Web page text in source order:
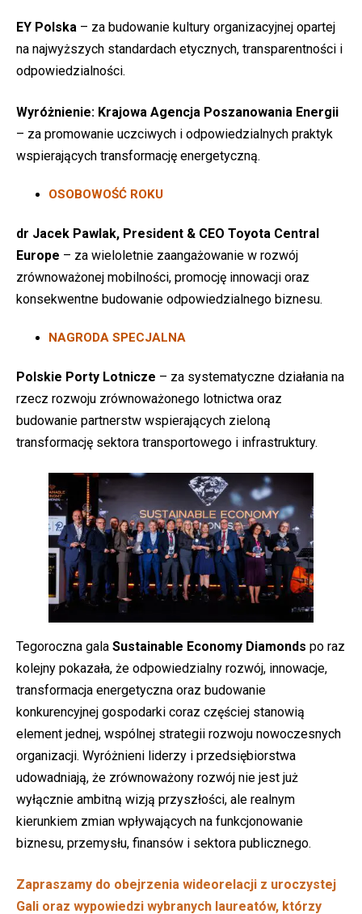
EY Polska – za budowanie kultury organizacyjnej opartej
na najwyższych standardach etycznych, transparentności i
odpowiedzialności.
Wyróżnienie: Krajowa Agencja Poszanowania Energii
– za promowanie uczciwych i odpowiedzialnych praktyk
wspierających transformację energetyczną.
OSOBOWOŚĆ ROKU
dr Jacek Pawlak, President & CEO Toyota Central
Europe – za wieloletnie zaangażowanie w rozwój
zrównoważonej mobilności, promocję innowacji oraz
konsekwentne budowanie odpowiedzialnego biznesu.
NAGRODA SPECJALNA
Polskie Porty Lotnicze – za systematyczne działania na
rzecz rozwoju zrównoważonego lotnictwa oraz
budowanie partnerstw wspierających zieloną
transformację sektora transportowego i infrastruktury.
Tegoroczna gala Sustainable Economy Diamonds po raz
kolejny pokazała, że odpowiedzialny rozwój, innowacje,
transformacja energetyczna oraz budowanie
konkurencyjnej gospodarki coraz częściej stanowią
element jednej, wspólnej strategii rozwoju nowoczesnych
organizacji. Wyróżnieni liderzy i przedsiębiorstwa
udowadniają, że zrównoważony rozwój nie jest już
wyłącznie ambitną wizją przyszłości, ale realnym
kierunkiem zmian wpływających na funkcjonowanie
biznesu, przemysłu, finansów i sektora publicznego.
Zapraszamy do obejrzenia wideorelacji z uroczystej
Gali oraz wypowiedzi wybranych laureatów, którzy